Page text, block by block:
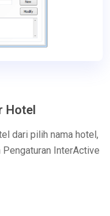
Hotel
dari pilih nama hotel,
InterActive